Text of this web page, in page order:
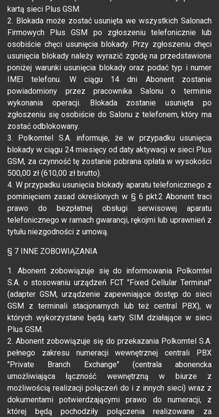
kartą sieci Plus GSM.
2. Blokada może zostać usunięta we wszystkich Salonach
Firmowych Plus GSM po zgłoszeniu telefonicznie lub
osobiście chęci usunięcia blokady. Przy zgłoszeniu chęci
usunięcia blokady należy wyrazić zgodę na przedstawione
poniżej warunki usunięcia blokady oraz podać typ i numer
IMEI telefonu. W ciągu 14 dni Abonent zostanie
powiadomiony przez pracownika Salonu o terminie
wykonania operacji. Blokada zostanie usunięta po
zgłoszeniu się osobiście do Salonu z telefonem, który ma
zostać odblokowany.
3. Polkomtel S.A. informuje, że w przypadku usunięcia
blokady w ciągu 24 miesięcy od daty aktywacji w sieci Plus
GSM, za czynność tę zostanie pobrana opłata w wysokości
500,00 zł (610,00 zł brutto).
4. W przypadku usunięcia blokady aparatu telefonicznego z
pominięciem zasad określonych w § 6 pkt.2 Abonent traci
prawo do bezpłatnej obsługi serwisowej aparatu
telefonicznego w ramach gwarancji, rękojmi lub uprawnień z
tytułu niezgodności z umową.
§ 7 INNE ZOBOWIĄZANIA
1. Abonent zobowiązuje się do informowania Polkomtel
S.A. o stosowaniu urządzeń FCT "Fixed Cellular Terminal"
(adapter GSM, urządzenie zapewniające dostęp do sieci
GSM z terminali stacjonarnych lub też central PBX), w
których wykorzystane będą karty SIM działające w sieci
Plus GSM.
2. Abonent zobowiązuje się do przekazania Polkomtel S.A.
pełnego zakresu numeracji wewnętrznej centrali PBX
"Private Branch Exchange" (centrala abonencka
umożliwiająca łączność wewnętrzną w biurze z
możliwością realizacji połączeń do i z innych sieci) wraz z
dokumentami potwierdzającymi prawo do numeracji, z
której będą pochodziły połączenia realizowane za